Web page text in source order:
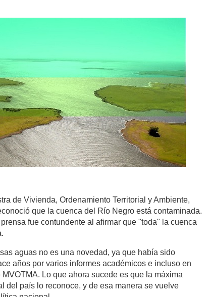
de Vivienda, Ordenamiento Territorial y Ambiente,
que la cuenca del Río Negro está contaminada.
fue contundente al afirmar que "toda" la cuenca
aguas no es una novedad, ya que había sido
años por varios informes académicos e incluso en
Lo que ahora sucede es que la máxima
del país lo reconoce, y de esa manera se vuelve